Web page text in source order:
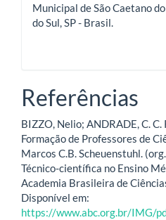
Municipal de São Caetano
do Sul, SP - Brasil.
Referências
BIZZO, Nelio; ANDRADE, C.
Formação de Professores de
Marcos C.B. Scheuenstuhl.
Técnico-científica no Ensino
Academia Brasileira de
Disponível em:
https://www.abc.org.br/IMG/